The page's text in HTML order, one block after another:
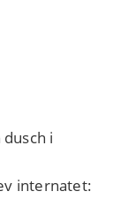
i
internatet: